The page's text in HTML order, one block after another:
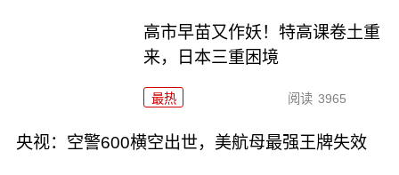
高市早苗又作妖！特高课卷土重
来，日本三重困境
最热 阅读 3965
央视：空警600横空出世，美航母最强王牌失效